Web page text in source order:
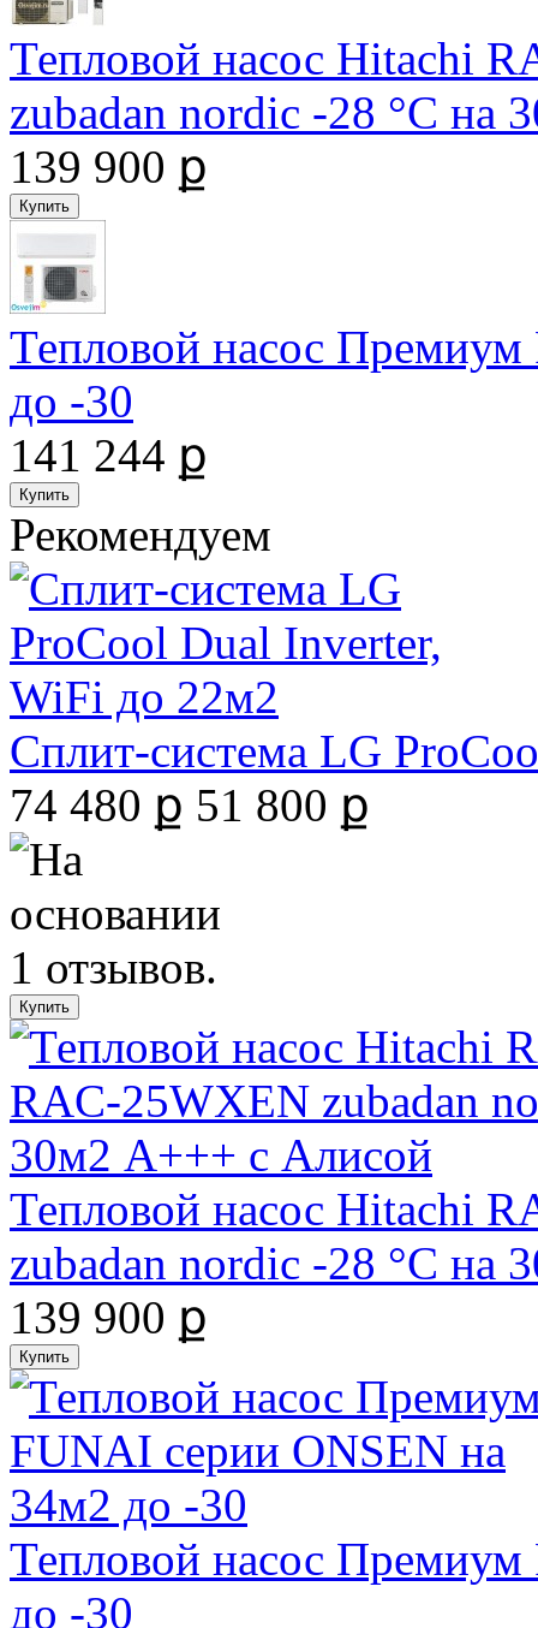
Тепловой насос Hitachi
zubadan nordic -28 °С на
139 900 ք
Тепловой насос
до -30
141 244 ք
Рекомендуем
Сплит-система LG
74 480 ք 51 800 ք
Тепловой насос Hitachi
zubadan nordic -28 °С на
139 900 ք
Тепловой насос
до -30